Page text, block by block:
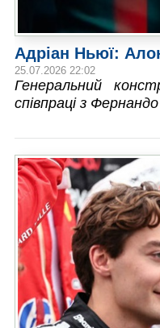
Адріан Ньюї:
25.07.2026 22:02
Генеральний
співпраці з